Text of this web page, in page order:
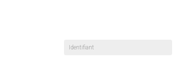
Identifiant